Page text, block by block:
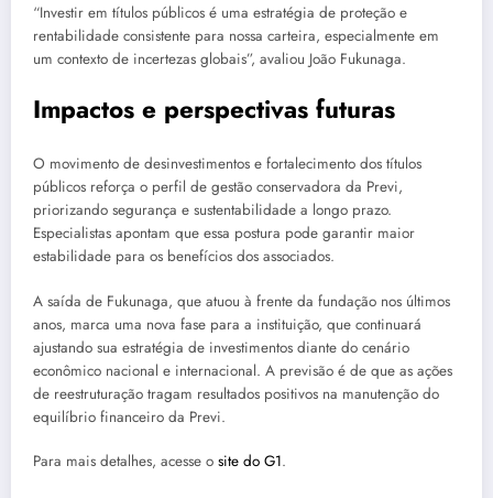
“Investir em títulos públicos é uma estratégia de proteção e
rentabilidade consistente para nossa carteira, especialmente em
um contexto de incertezas globais”, avaliou João Fukunaga.
Impactos e perspectivas futuras
O movimento de desinvestimentos e fortalecimento dos títulos
públicos reforça o perfil de gestão conservadora da Previ,
priorizando segurança e sustentabilidade a longo prazo.
Especialistas apontam que essa postura pode garantir maior
estabilidade para os benefícios dos associados.
A saída de Fukunaga, que atuou à frente da fundação nos últimos
anos, marca uma nova fase para a instituição, que continuará
ajustando sua estratégia de investimentos diante do cenário
econômico nacional e internacional. A previsão é de que as ações
de reestruturação tragam resultados positivos na manutenção do
equilíbrio financeiro da Previ.
Para mais detalhes, acesse o site do G1.